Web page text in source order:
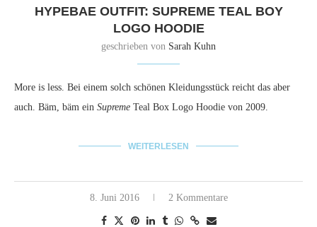
HYPEBAE OUTFIT: SUPREME TEAL BOY
LOGO HOODIE
geschrieben von Sarah Kuhn
More is less. Bei einem solch schönen Kleidungsstück reicht das aber
auch. Bäm, bäm ein Supreme Teal Box Logo Hoodie von 2009.
WEITERLESEN
8. Juni 2016 2 Kommentare